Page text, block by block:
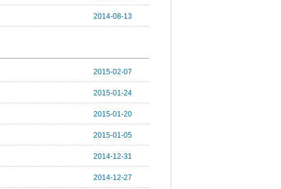
2014-08-13
2015-02-07
2015-01-24
2015-01-20
2015-01-05
2014-12-31
2014-12-27